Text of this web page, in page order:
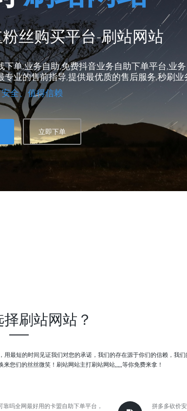
丝购买平台-刷站网站
单,业务自助,免费抖音业务自助下单平台,业
业的售前指导,提供最优质的售后服务,秒刷业
全、值得信赖
立即下单
刷站网站？
最短的时间见证我们对您的承诺，我们的存在源于你们的信赖，我
您们的丝丝微笑！刷站网站主打刷站网站,,,,,等你免费来拿！
靠吗全网最好用的卡盟自助下单平台，
拼多多砍价